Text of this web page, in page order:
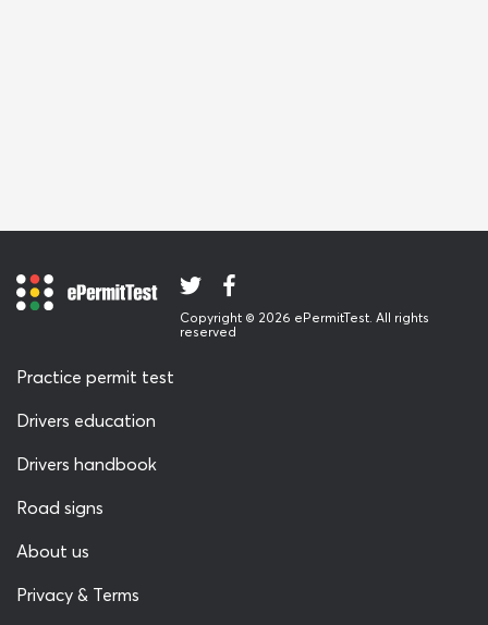
Copyright © 2026 ePermitTest. All rights
reserved
Practice permit test
Drivers education
Drivers handbook
Road signs
About us
Privacy & Terms